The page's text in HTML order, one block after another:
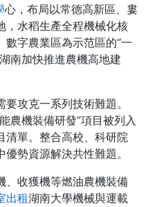
心，布局以常德高新區、婁
，水稻生產全程機械化核
字農業區為示范區的“一
南加快推進農機高地建
攻克一系列技術難題。
農機裝備研發”項目被列入
清單。整合高校、科研院
勢資源解決共性難題。
、收獲機等燃油農機裝備
出租湖南大學機械與運載